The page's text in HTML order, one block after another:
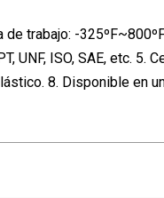
trabajo: -
UNF, ISO, SAE, etc.
8. Disponible en